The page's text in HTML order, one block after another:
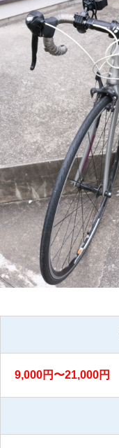
9,000円〜21,000円